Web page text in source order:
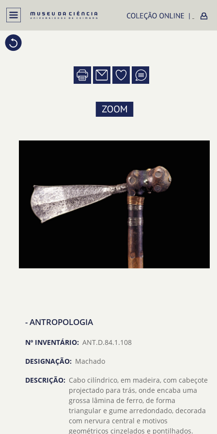
- ANTROPOLOGIA
Nº INVENTÁRIO: ANT.D.84.1.108
DESIGNAÇÃO: Machado
DESCRIÇÃO: Cabo cilíndrico, em madeira, com cabeçote
projectado para trás, onde encaba uma
grossa lâmina de ferro, de forma
triangular e gume arredondado, decorada
com nervura central e motivos
geométricos cinzelados e pontilhados.